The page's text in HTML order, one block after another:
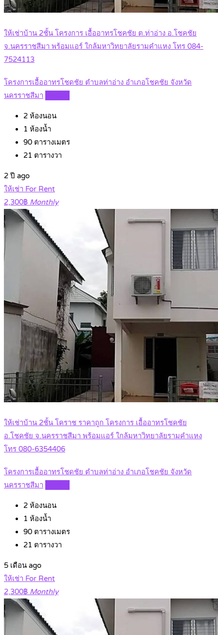
ให้เช่าบ้าน 2ชั้น โครงการ เอื้ออาทรโชคชัย ต.ท่าอ่าง อ.โชคชัย
จ.นครราชสีมา พร้อมแอร์ ใกล้มหาวิทยาลัยรามคำแหง โทร 084-
7524113
โครงการเอื้ออาทรโชดชัย ตำบลท่าอ่าง อำเภอโชคชัย จังหวัด
นครราชสีมา
2 ห้องนอน
1 ห้องน้ำ
90 ตารางเมตร
21 ตารางวา
2 ปี ago
ให้เช่า For Rent
2,300฿ Monthly
ให้เช่าบ้าน 2ชั้น โคราช ราคาถูก โครงการ เอื้ออาทรโชคชัย
อ.โชคชัย จ.นครราชสีมา พร้อมแอร์ ใกล้มหาวิทยาลัยรามคำแหง
โทร 080-6354406
โครงการเอื้ออาทรโชดชัย ตำบลท่าอ่าง อำเภอโชคชัย จังหวัด
นครราชสีมา
2 ห้องนอน
1 ห้องน้ำ
90 ตารางเมตร
21 ตารางวา
5 เดือน ago
ให้เช่า For Rent
2,300฿ Monthly